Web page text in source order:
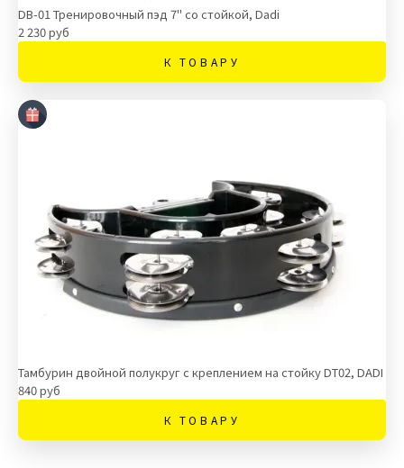
DB-01 Тренировочный пэд 7" со стойкой, Dadi
2 230 руб
К ТОВАРУ
Тамбурин двойной полукруг с креплением на стойку DT02, DADI
840 руб
К ТОВАРУ